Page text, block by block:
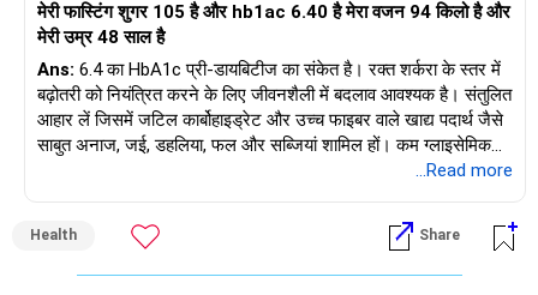
मेरी फास्टिंग शुगर 105 है और hb1ac 6.40 है मेरा वजन 94 किलो है और
मेरी उम्र 48 साल है
Ans: 6.4 का HbA1c प्री-डायबिटीज का संकेत है। रक्त शर्करा के स्तर में
बढ़ोतरी को नियंत्रित करने के लिए जीवनशैली में बदलाव आवश्यक है। संतुलित
आहार लें जिसमें जटिल कार्बोहाइड्रेट और उच्च फाइबर वाले खाद्य पदार्थ जैसे
साबुत अनाज, जई, डहलिया, फल और सब्जियां शामिल हों। कम ग्लाइसेमिक
इंडेक्स वाले खाद्य पदार्थों पर ध्यान दें जो रक्त शर्करा के स्तर में तेजी से वृद्धि
(जैसे सफेद ब्रेड या सफेद पास्ता), चॉकलेट, फास्ट फूड आदि से बचें, खासकर
खाली पेट। प्रत्येक भोजन में अच्छी गुणवत्ता वाले प्रोटीन वाले खाद्य पदार्थ
शामिल करें। नियमित शारीरिक गतिविधि में संलग्न रहें, क्योंकि व्यायाम रक्त
...Read more
Health Share